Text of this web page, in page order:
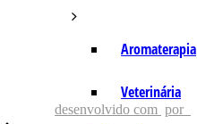
Aromaterapia
Veterinária
desenvolvido com por